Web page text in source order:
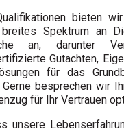
bieten
Spektrum an
an, darunter
Gutachten,
für das
Gerne besprechen wir
für Ihr Vertrauen
unsere